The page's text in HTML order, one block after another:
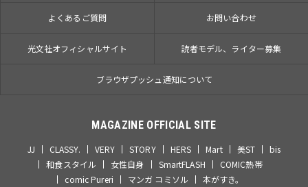
よくあるご質問 お問い合わせ
光文社オフィシャルサイト 読者モデル、ライター募集
ブラウザプッシュ通知について
MAGAZINE OFFICIAL SITE
JJ CLASSY. VERY STORY HERS Mart 美ST
bis
和食スタイル
女性自身 SmartFLASH
COMIC熱帯
comic Pureri
マンガ コミソル 本がすき。